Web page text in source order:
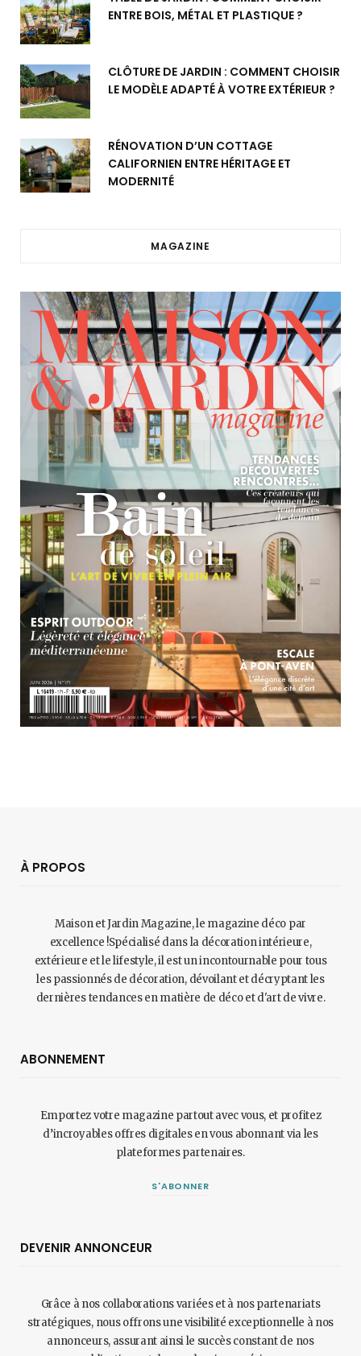
ENTRE BOIS, MÉTAL ET PLASTIQUE ?
CLÔTURE DE JARDIN : COMMENT CHOISIR
LE MODÈLE ADAPTÉ À VOTRE EXTÉRIEUR ?
RÉNOVATION D’UN COTTAGE
CALIFORNIEN ENTRE HÉRITAGE ET
MODERNITÉ
MAGAZINE
À PROPOS
Maison et Jardin Magazine, le magazine déco par
excellence !Spécialisé dans la décoration intérieure,
extérieure et le lifestyle, il est un incontournable pour tous
les passionnés de décoration, dévoilant et décryptant les
dernières tendances en matière de déco et d'art de vivre.
ABONNEMENT
Emportez votre magazine partout avec vous, et profitez
d’incroyables offres digitales en vous abonnant via les
plateformes partenaires.
S'ABONNER
DEVENIR ANNONCEUR
Grâce à nos collaborations variées et à nos partenariats
stratégiques, nous offrons une visibilité exceptionnelle à nos
annonceurs, assurant ainsi le succès constant de nos